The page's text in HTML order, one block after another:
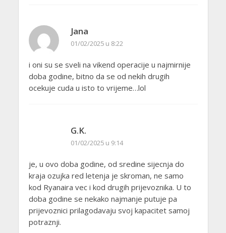
Jana
01/02/2025 u 8:22
i oni su se sveli na vikend operacije u najmirnije
doba godine, bitno da se od nekih drugih
ocekuje cuda u isto to vrijeme…lol
G.K.
01/02/2025 u 9:14
je, u ovo doba godine, od sredine sijecnja do
kraja ozujka red letenja je skroman, ne samo
kod Ryanaira vec i kod drugih prijevoznika. U to
doba godine se nekako najmanje putuje pa
prijevoznici prilagodavaju svoj kapacitet samoj
potraznji.